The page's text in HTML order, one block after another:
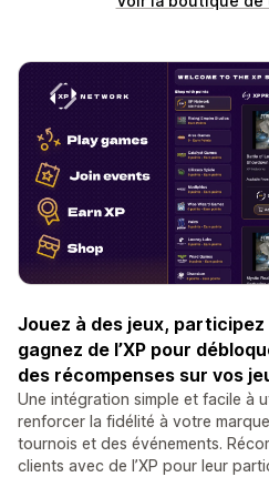
Jouez à des jeux,
gagnez de l’XP pour
des récompenses sur vos
Une intégration simple et facile à
renforcer la fidélité à votre
tournois et des événements.
clients avec de l’XP pour leur